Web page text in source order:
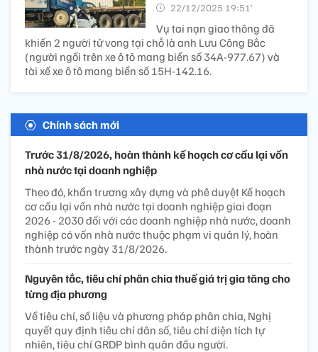
22/12/2025 19:51’
Vụ tai nạn giao thông đã
khiến 2 người tử vong tại chỗ là anh Lưu Công Bắc
(người ngồi trên xe ô tô mang biển số 34A-977.67) và
tài xế xe ô tô mang biển số 15H-142.16.
Chính sách mới
Trước 31/8/2026, hoàn thành kế hoạch cơ cấu lại vốn
nhà nước tại doanh nghiệp
Theo đó, khẩn trương xây dựng và phê duyệt Kế hoạch
cơ cấu lại vốn nhà nước tại doanh nghiệp giai đoạn
2026 - 2030 đối với các doanh nghiệp nhà nước, doanh
nghiệp có vốn nhà nước thuộc phạm vi quản lý, hoàn
thành trước ngày 31/8/2026.
Nguyên tắc, tiêu chí phân chia thuế giá trị gia tăng cho
từng địa phương
Về tiêu chí, số liệu và phương pháp phân chia, Nghị
quyết quy định tiêu chí dân số, tiêu chí diện tích tự
nhiên, tiêu chí GRDP bình quân đầu người.